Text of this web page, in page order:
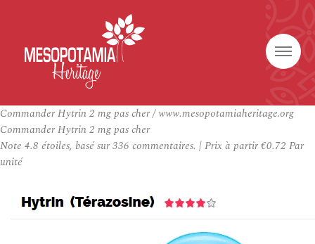
Commander Hytrin 2 mg pas cher / www.mesopotamiaheritage.org
Commander Hytrin 2 mg pas cher
Note 4.8 étoiles, basé sur336 commentaires. |Prix à partir€0.72 Par
unité